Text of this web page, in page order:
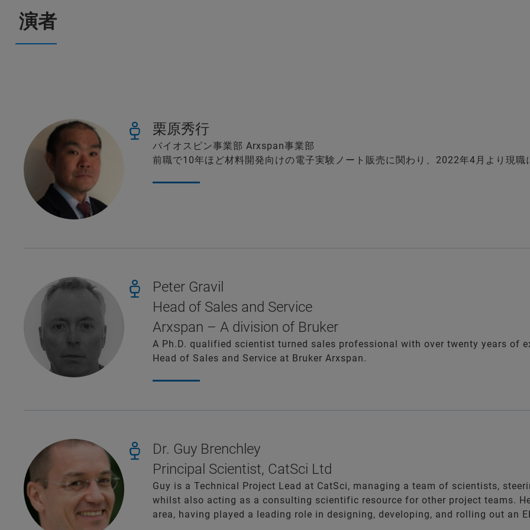
演者
栗原秀行
バイオスピン事業部 Arxspan事業部
前職で10年ほど材料開発向けの電子実験ノート販売に関わり、2022年4月より現職
Peter Gravil
Head of Sales and Service
Arxspan – A division of Bruker
A Ph.D. qualified scientist turned sales professional with over twenty years of
Head of Sales and Service at Bruker Arxspan.
Dr. Guy Brenchley
Principal Scientist, CatSci Ltd
Guy is a Technical Project Lead at CatSci, managing a team of scientists,
whilst also acting as a consulting scientific resource for other project teams.
area, having played a leading role in designing, developing, and rolling out an